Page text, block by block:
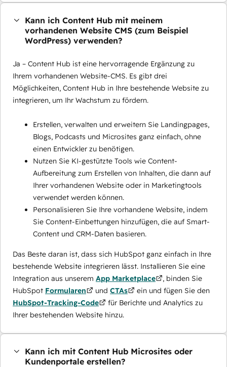
Kann ich Content Hub mit meinem
vorhandenen Website CMS (zum Beispiel
WordPress) verwenden?
Ja – Content Hub ist eine hervorragende Ergänzung zu
Ihrem vorhandenen Website-CMS. Es gibt drei
Möglichkeiten, Content Hub in Ihre bestehende Website zu
integrieren, um Ihr Wachstum zu fördern.
Erstellen, verwalten und erweitern Sie Landingpages,
Blogs, Podcasts und Microsites ganz einfach, ohne
einen Entwickler zu benötigen.
Nutzen Sie KI-gestützte Tools wie Content-
Aufbereitung zum Erstellen von Inhalten, die dann auf
Ihrer vorhandenen Website oder in Marketingtools
verwendet werden können.
Personalisieren Sie Ihre vorhandene Website, indem
Sie Content-Einbettungen hinzufügen, die auf Smart-
Content und CRM-Daten basieren.
Das Beste daran ist, dass sich HubSpot ganz einfach in Ihre
bestehende Website integrieren lässt. Installieren Sie eine
Integration aus unserem App Marketplace
, binden Sie
HubSpot Formularen und CTAs
ein und fügen Sie den
HubSpot-Tracking-Code
für Berichte und Analytics zu
Ihrer bestehenden Website hinzu.
Kann ich mit Content Hub Microsites oder
Kundenportale erstellen?